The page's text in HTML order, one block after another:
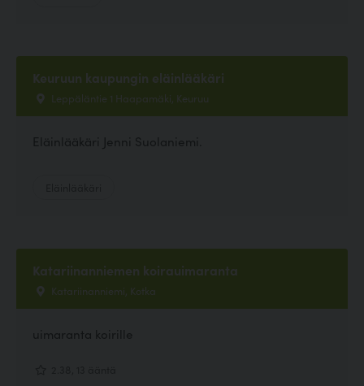
Keuruun kaupungin eläinlääkäri
Leppäläntie 1 Haapamäki, Keuruu
Eläinlääkäri Jenni Suolaniemi.
Katariinanniemen koirauimaranta
Katariinanniemi, Kotka
uimaranta koirille